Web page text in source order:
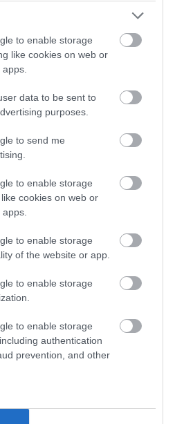
to enable storage
like cookies on web or
data to be sent to
purposes.
to send me
to enable storage
cookies on web or
to enable storage
of the website or app.
to enable storage
to enable storage
authentication
prevention, and other
που